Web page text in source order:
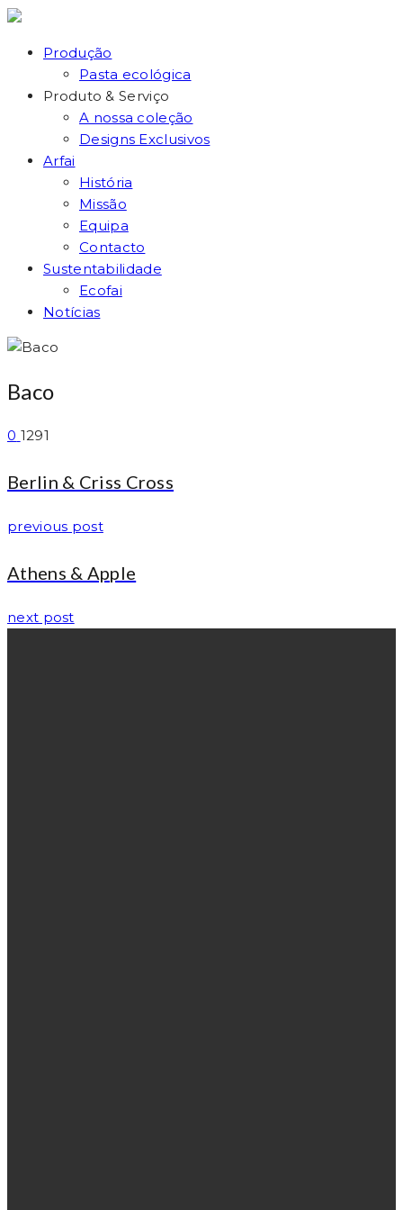
Produção
Pasta ecológica
Produto & Serviço
A nossa coleção
Designs Exclusivos
Arfai
História
Missão
Equipa
Contacto
Sustentabilidade
Ecofai
Notícias
Baco
0 1291
Berlin & Criss Cross
previous post
Athens & Apple
next post